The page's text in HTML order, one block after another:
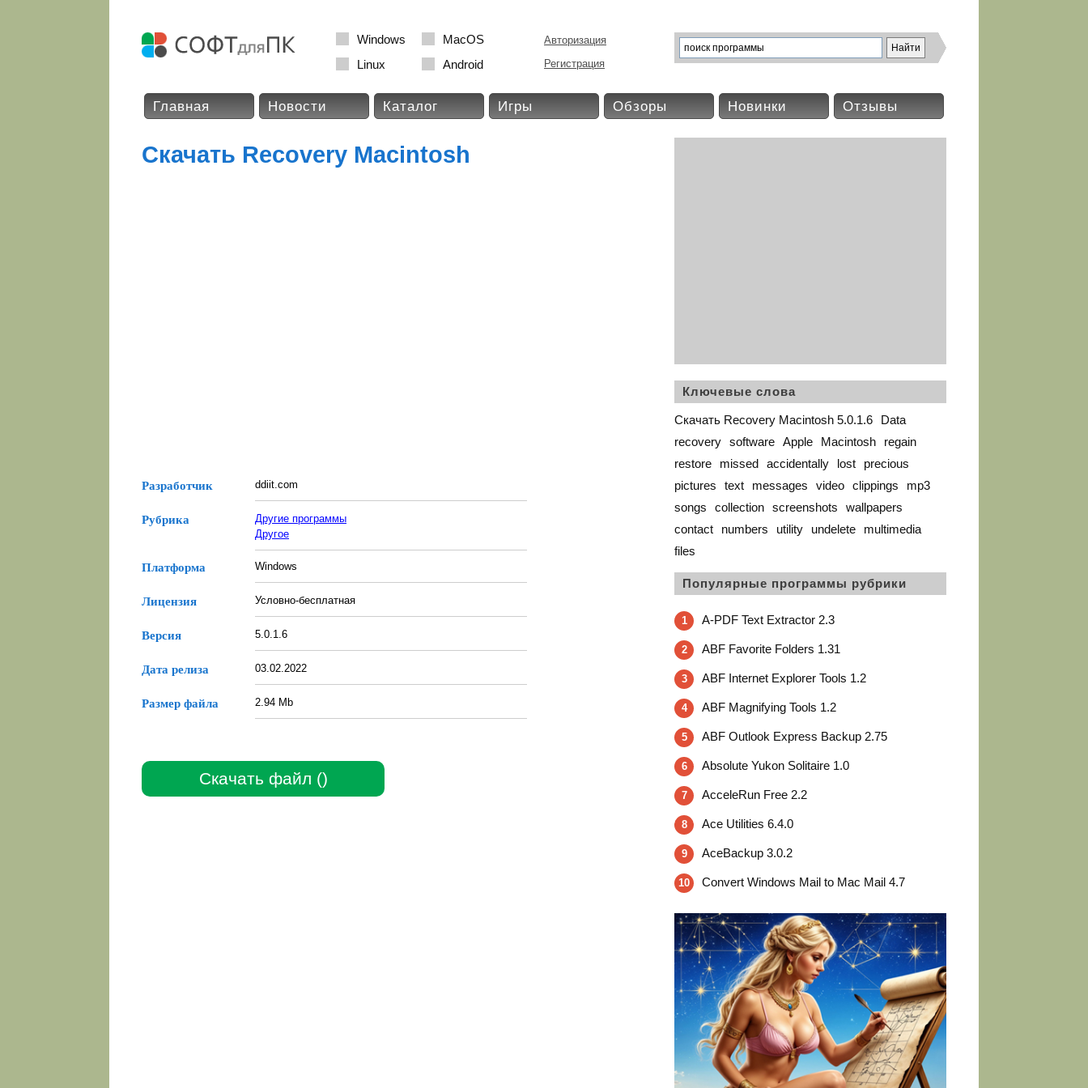
Windows
MacOS
Linux
Android
Авторизация
Регистрация
Главная Новости Каталог Игры Обзоры Новинки Отзывы
Скачать Recovery Macintosh
Разработчик ddiit.com
Рубрика
Другие программы
Другое
Платформа Windows
Лицензия Условно-бесплатная
Версия 5.0.1.6
Дата релиза 03.02.2022
Размер файла 2.94 Mb
Скачать файл ()
Ключевые слова
Скачать Recovery Macintosh 5.0.1.6
Data
recovery software Apple Macintosh
regain
restore
missed accidentally lost
precious
pictures
text messages video clippings
mp3
songs
collection screenshots
wallpapers
contact
numbers utility undelete
multimedia
files
Популярные программы рубрики
1 A-PDF Text Extractor 2.3
2 ABF Favorite Folders 1.31
3 ABF Internet Explorer Tools 1.2
4 ABF Magnifying Tools 1.2
5 ABF Outlook Express Backup 2.75
6 Absolute Yukon Solitaire 1.0
7 AcceleRun Free 2.2
8 Ace Utilities 6.4.0
9 AceBackup 3.0.2
10 Convert Windows Mail to Mac Mail 4.7